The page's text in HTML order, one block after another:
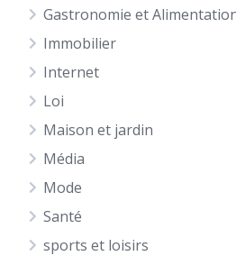
Gastronomie et
Immobilier
Internet
Loi
Maison et jardin
Média
Mode
Santé
sports et loisirs